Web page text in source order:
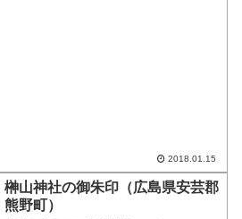
2018.01.15
榊山神社の御朱印（広島県安芸郡
熊野町）